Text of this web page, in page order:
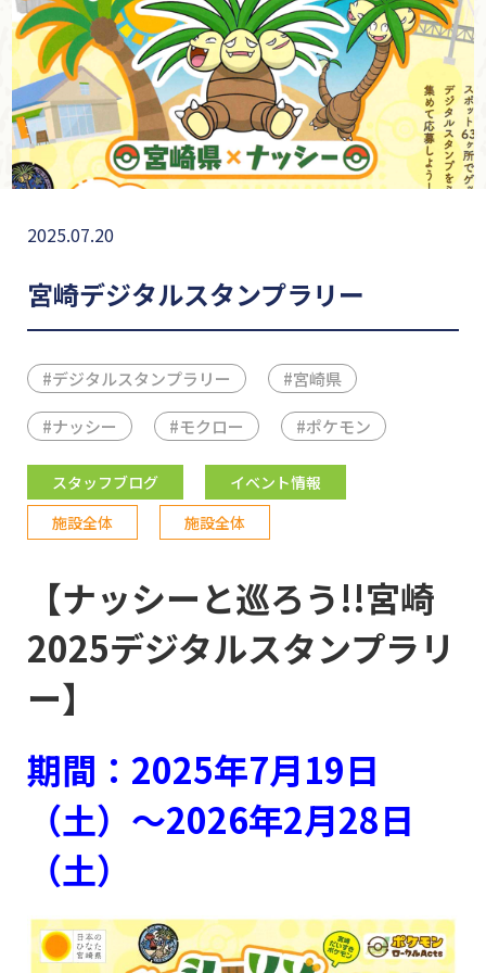
2025.07.20
宮崎デジタルスタンプラリー
#デジタルスタンプラリー #宮崎県
#ナッシー #モクロー #ポケモン
スタッフブログ
イベント情報
施設全体
施設全体
【ナッシーと巡ろう!!宮崎
2025デジタルスタンプラリ
ー】
期間：2025年7月19日
（土）～2026年2月28日
（土）